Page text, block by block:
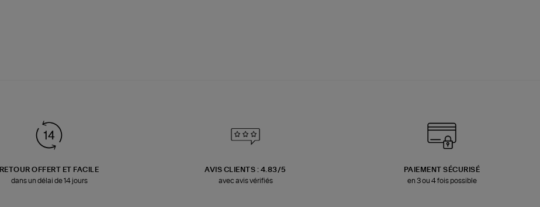
RETOUR OFFERT ET FACILE
dans un délai de 14 jours
AVIS CLIENTS : 4.83/5
avec avis vérifiés
PAIEMENT SÉCURISÉ
en 3 ou 4 fois possible